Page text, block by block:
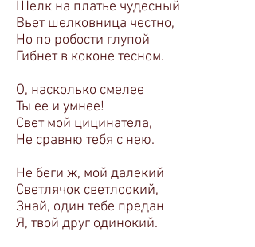
Шелк на платье чудесный
Вьет шелковница честно,
Но по робости глупой
Гибнет в коконе тесном.
О, насколько смелее
Ты ее и умнее!
Свет мой цицинатела,
Не сравню тебя с нею.
Не беги ж, мой далекий
Светлячок светлоокий,
Знай, один тебе предан
Я, твой друг одинокий.